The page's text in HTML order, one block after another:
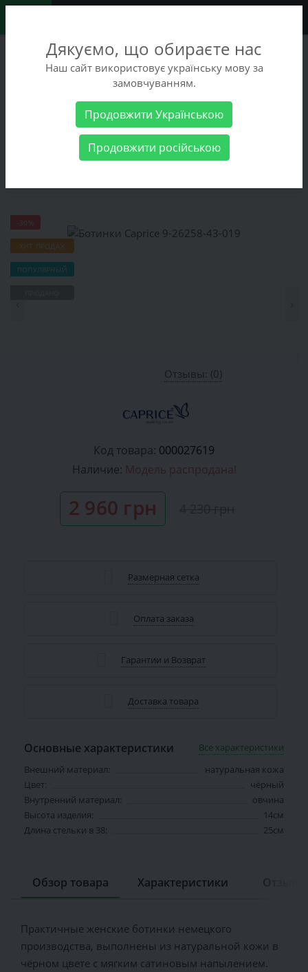
+38 (068) 486-90-09
+38 (093) 486-90-09
Женские товары Женская обувь
Ботинки Caprice 9-26258-
ХИТ ПРОДАЖ
ПОПУЛЯРНЫЙ
Отзывы: (0)
Код товара: 000027619
Наличие: Модель распродана!
2 960 грн
Размерная сетка
Оплата заказа
Гарантии и Возврат
Доставка товара
Основные характеристики
Все характеристики
Внешний материал:
натуральная кожа
Цвет:
чёрный
Внутренний материал:
овчина
Высота изделия:
14см
Длина стельки в 38:
25см
Обзор товара Характеристики
Практичные женские ботинки немецкого
производства, выполнены из натуральной кожи в
чёрном цвете c мягким сатиновым напылением.
Дякуємо, що обираєте нас
Наш сайт використовує українську мову за
замовчуванням.
Продовжити Українською
Продовжити російською